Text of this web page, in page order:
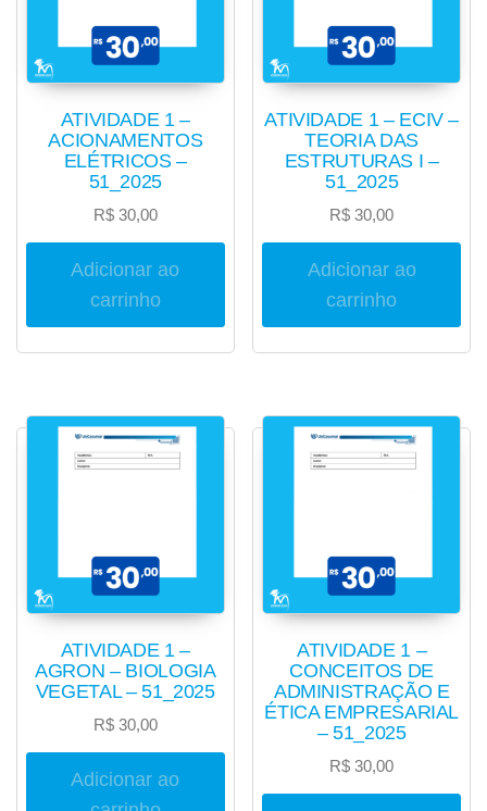
ATIVIDADE 1 –
ACIONAMENTOS
ELÉTRICOS –
51_2025
R$30,00
Adicionar ao
carrinho
ATIVIDADE 1 – ECIV –
TEORIA DAS
ESTRUTURAS I –
51_2025
R$ 30,00
Adicionar ao
carrinho
ATIVIDADE 1 –
AGRON – BIOLOGIA
VEGETAL – 51_2025
R$30,00
Adicionar ao
ATIVIDADE 1 –
CONCEITOS DE
ADMINISTRAÇÃO E
ÉTICA EMPRESARIAL
– 51_2025
R$ 30,00